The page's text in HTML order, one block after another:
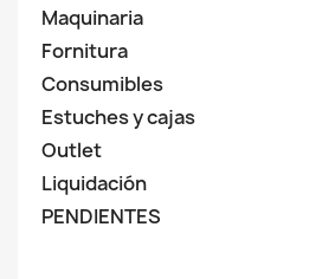
Maquinaria
Fornitura
Consumibles
Estuches y cajas
Outlet
Liquidación
PENDIENTES